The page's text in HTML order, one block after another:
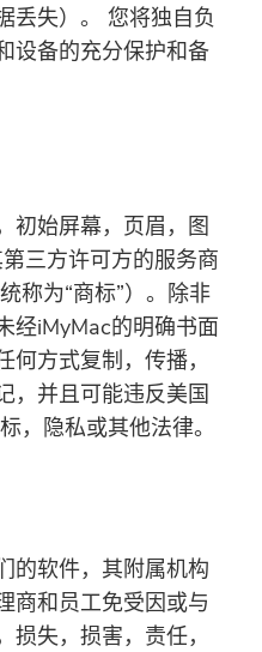
丢失）。 您将独自负
设备的充分保护和备
初始屏幕，页眉，图
三方许可方的服务商
称为“商标”）。除非
经iMyMac的明确书面
方式复制，传播，
，并且可能违反美国
，隐私或其他法律。
的软件，其附属机构
商和员工免受因或与
失，损害，责任，